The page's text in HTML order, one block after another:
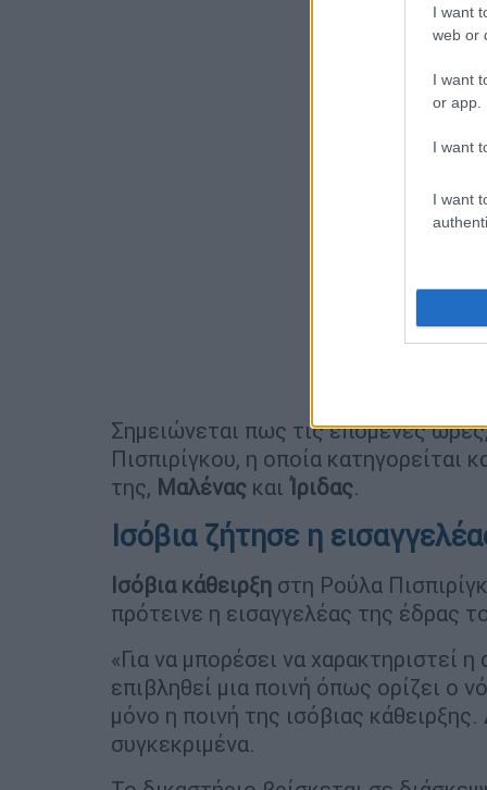
I want
web or
I want
or app.
I want
I want
Σημειώνεται πως τις επόμενες
Πισπιρίγκου, η οποία κατηγορείται
της, Μαλένας και Ίριδας.
Ισόβια ζήτησε η
Ισόβια κάθειρξη στη Ρούλα
πρότεινε η εισαγγελέας της έδρας
«Για να μπορέσει να χαρακτηριστεί
επιβληθεί μια ποινή όπως ορίζει ο
μόνο η ποινή της ισόβιας
συγκεκριμένα.